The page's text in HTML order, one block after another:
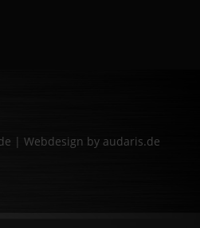
| Webdesign by audaris.de